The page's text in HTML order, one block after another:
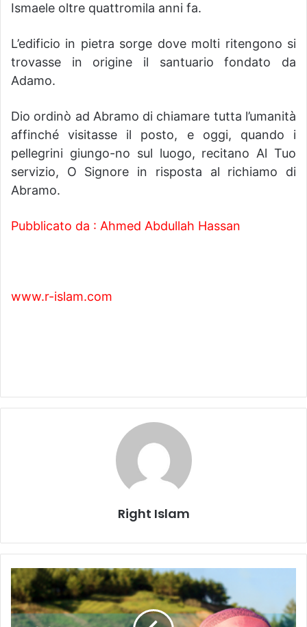
Ismaele oltre quattromila anni fa.
L’edificio in pietra sorge dove molti ritengono si
trovasse in origine il santuario fondato da
Adamo.
Dio ordinò ad Abramo di chiamare tutta l’umanità
affinché visitasse il posto, e oggi, quando i
pellegrini giungo-no sul luogo, recitano Al Tuo
servizio, O Signore in risposta al richiamo di
Abramo.
Pubblicato da : Ahmed Abdullah Hassan
www.r-islam.com
Right Islam